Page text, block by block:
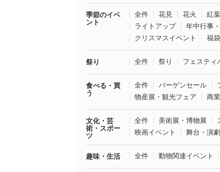
季節のイベ
ント
全件 花見 花火
紅葉
ライトアップ
年中行事
クリスマスイベント
福
祭り 全件 祭り フェスティ
食べる・買
う
全件 バーゲンセール
物産展・観光フェア
商
文化・芸
術・スポー
ツ
全件 美術展・博物展
映画イベント
舞台・演劇
趣味・生活 全件 動物関連イベント